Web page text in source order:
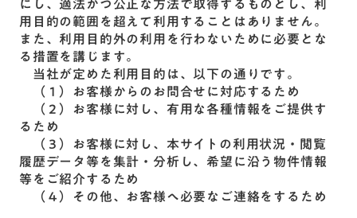
用目的の範囲を超えて利用することはありません。
また、利用目的外の利用を行わないために必要とな
る措置を講じます。
当社が定めた利用目的は、以下の通りです。
（１）お客様からのお問合せに対応するため
（２）お客様に対し、有用な各種情報をご提供す
るため
（３）お客様に対し、本サイトの利用状況・閲覧
履歴データ等を集計・分析し、希望に沿う物件情報
等をご紹介するため
（４）その他、お客様へ必要なご連絡をするため